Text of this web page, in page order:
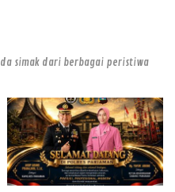
simak dari berbagai peristiwa